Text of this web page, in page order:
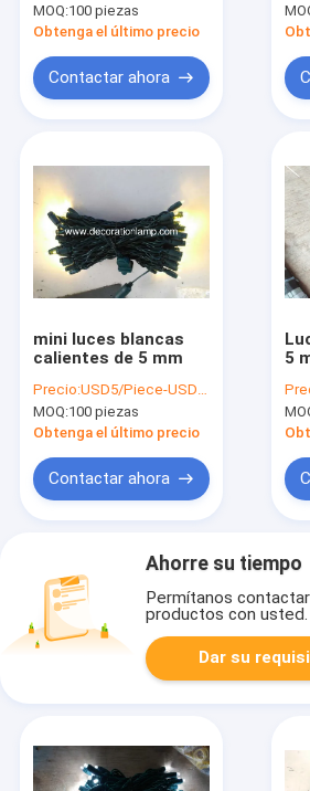
MOQ:100 piezas
Obtenga el último precio
Contactar ahora
mini luces blancas
calientes de 5 mm
Precio:USD5/Piece-USD10/Piece
MOQ:100 piezas
Obtenga el último precio
Contactar ahora
5
Ahorre su tiempo
Permítanos
productos con usted.
Dar su